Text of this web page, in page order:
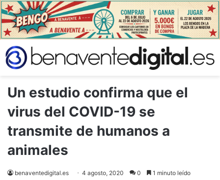
Un estudio confirma que el
virus del COVID-19 se
transmite de humanos a
animales
benaventedigital.es 4 agosto, 2020 0 1 minuto leído